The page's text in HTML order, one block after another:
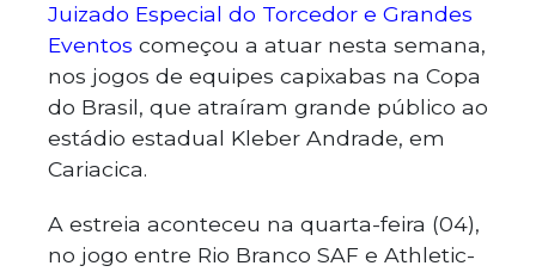
Juizado Especial do Torcedor e Grandes
Eventos começou a atuar nesta semana,
nos jogos de equipes capixabas na Copa
do Brasil, que atraíram grande público ao
estádio estadual Kleber Andrade, em
Cariacica.
A estreia aconteceu na quarta-feira (04),
no jogo entre Rio Branco SAF e Athletic-